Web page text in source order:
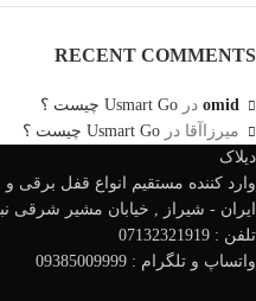
RECENT COMMENTS
omid در Usmart Go چیست ؟
میرزاآقا در Usmart Go چیست ؟
دیلاک
وارد کننده مستقیم انواع قفل
ایران - شیراز , خیابان مشیر شرقی نبش
تلفن : 07132321919
واتساپ و تلگرام : 09385009999